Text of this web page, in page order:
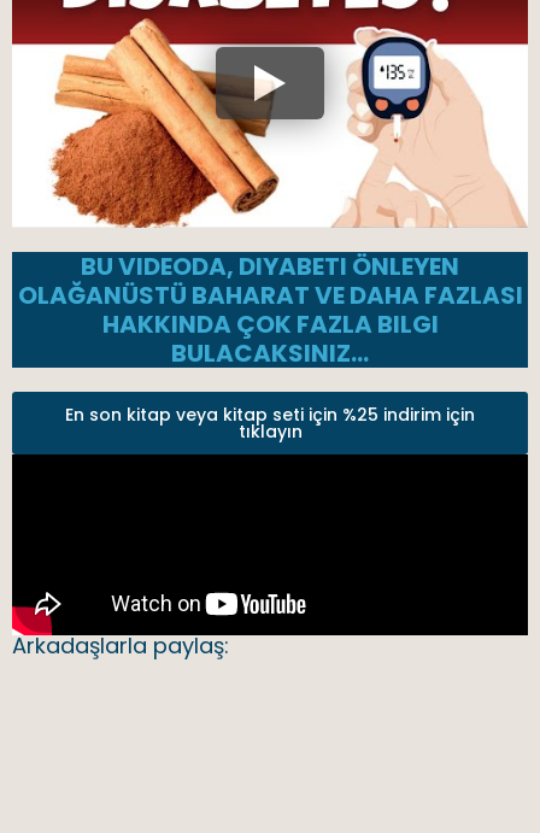
BU VIDEODA, DIYABETI ÖNLEYEN
OLAĞANÜSTÜ BAHARAT VE DAHA FAZLASI
HAKKINDA ÇOK FAZLA BILGI
BULACAKSINIZ…
En son kitap veya kitap seti için %25 indirim için
tıklayın
Arkadaşlarla paylaş: